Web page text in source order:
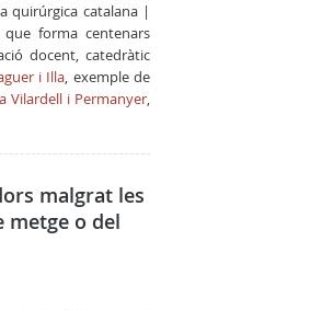
quirúrgica catalana |
forma centenars
docent, catedràtic
i Illa, exemple de
Vilardell i Permanyer,
malgrat les
metge o del